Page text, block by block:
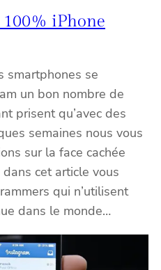
iPhone
smartphones se
un bon nombre de
prisent qu’avec des
semaines nous vous
sur la face cachée
dans cet article vous
qui n’utilisent
dans le monde…